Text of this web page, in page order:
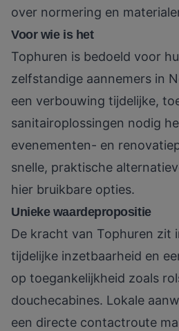
over normering en
Voor wie is het
Tophuren is bedoeld voor
zelfstandige aannemers in
een verbouwing tijdelijke,
sanitairoplossingen nodig
evenementen- en
snelle, praktische
hier bruikbare opties.
Unieke waardepropositie
De kracht van Tophuren zit
tijdelijke inzetbaarheid en
op toegankelijkheid zoals
douchecabines. Lokale
een directe contactroute